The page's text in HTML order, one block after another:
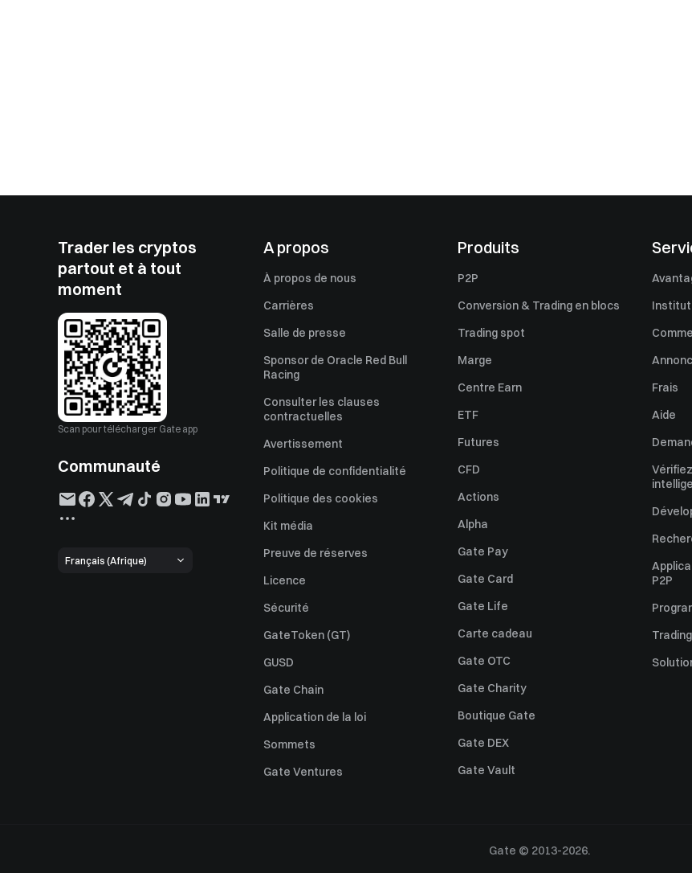
Trader les cryptos
partout et à tout
moment
Scan pour télécharger Gate app
Communauté
Français (Afrique)
A propos
À propos de nous
Carrières
Salle de presse
Sponsor de Oracle Red Bull
Racing
Consulter les clauses
contractuelles
Avertissement
Politique de confidentialité
Politique des cookies
Kit média
Preuve de réserves
Licence
Sécurité
GateToken (GT)
GUSD
Gate Chain
Application de la loi
Sommets
Gate Ventures
Produits
P2P
Conversion & Trading en blocs
Trading spot
Marge
Centre Earn
ETF
Futures
CFD
Actions
Alpha
Gate Pay
Gate Card
Gate Life
Carte cadeau
Gate OTC
Gate Charity
Boutique Gate
Gate DEX
Gate Vault
Frais
Aide
P2P
Gate © 2013-2026.